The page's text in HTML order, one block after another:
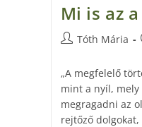
Mi is az
Tóth Mária
„A megfelelő
mint a nyíl, mely
megragadni az
rejtőző